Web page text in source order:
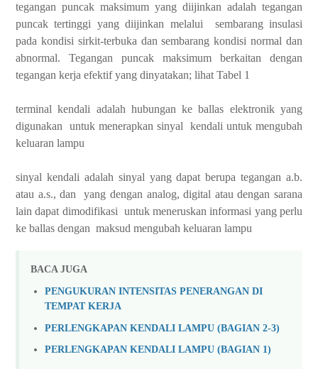
tegangan puncak maksimum yang diijinkan adalah tegangan
puncak tertinggi yang diijinkan melalui sembarang insulasi
pada kondisi sirkit-terbuka dan sembarang kondisi normal dan
abnormal. Tegangan puncak maksimum berkaitan dengan
tegangan kerja efektif yang dinyatakan; lihat Tabel 1
terminal kendali adalah hubungan ke ballas elektronik yang
digunakan untuk menerapkan sinyal kendali untuk mengubah
keluaran lampu
sinyal kendali adalah sinyal yang dapat berupa tegangan a.b.
atau a.s., dan yang dengan analog, digital atau dengan sarana
lain dapat dimodifikasi untuk meneruskan informasi yang perlu
ke ballas dengan maksud mengubah keluaran lampu
BACA JUGA
PENGUKURAN INTENSITAS PENERANGAN DI
TEMPAT KERJA
PERLENGKAPAN KENDALI LAMPU (BAGIAN 2-3)
PERLENGKAPAN KENDALI LAMPU (BAGIAN 1)